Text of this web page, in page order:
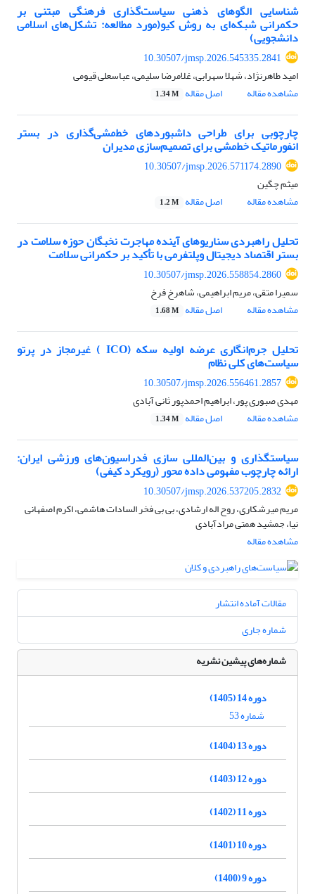
شناسایی الگوهای ذهنی سیاست‌گذاری فرهنگی مبتنی بر
حکمرانی شبکه‌ای به روش کیو(مورد مطالعه: تشکل‌های اسلامی
دانشجویی)
10.30507/jmsp.2026.545335.2841
امید طاهرنژاد، شهلا سهرابی، غلامرضا سلیمی، عباسعلی قیومی
مشاهده مقاله
اصل مقاله 1.34 M
چارچوبی برای طراحی داشبوردهای خط‌مشی‌گذاری در بستر
انفورماتیک خط‌مشی برای تصمیم‌سازی مدیران
10.30507/jmsp.2026.571174.2890
میثم چگین
مشاهده مقاله
اصل مقاله 1.2 M
تحلیل راهبردی سناریوهای آینده مهاجرت نخبگان حوزه سلامت در
بستر اقتصاد دیجیتال وپلتفرمی با تأکید بر حکمرانی سلامت
10.30507/jmsp.2026.558854.2860
سمیرا متقی، مریم ابراهیمی، شاهرخ فرخ
مشاهده مقاله
اصل مقاله 1.68 M
تحلیل جرم‌انگاری عرضه اولیه سکه (ICO ) غیرمجاز در پرتو
سیاست‌های کلی نظام
10.30507/jmsp.2026.556461.2857
مهدی صبوری پور، ابراهیم احمدپور ثانی آبادی
مشاهده مقاله
اصل مقاله 1.34 M
سیاستگذاری و بین‌المللی سازی فدراسیون‌های ورزشی ایران:
ارائه چارچوب مفهومی داده محور (رویکرد کیفی)
10.30507/jmsp.2026.537205.2832
مریم میرشکاری، روح اله ارشادی، بی بی فخر السادات هاشمی، اکرم اصفهانی
نیا، جمشید همتی مرادآبادی
مشاهده مقاله
مقالات آماده انتشار
شماره جاری
شماره‌های پیشین نشریه
دوره 14 (1405)
شماره 53
دوره 13 (1404)
دوره 12 (1403)
دوره 11 (1402)
دوره 10 (1401)
دوره 9 (1400)